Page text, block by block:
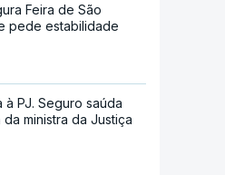
Feira de São
pede estabilidade
à PJ. Seguro saúda
da ministra da Justiça